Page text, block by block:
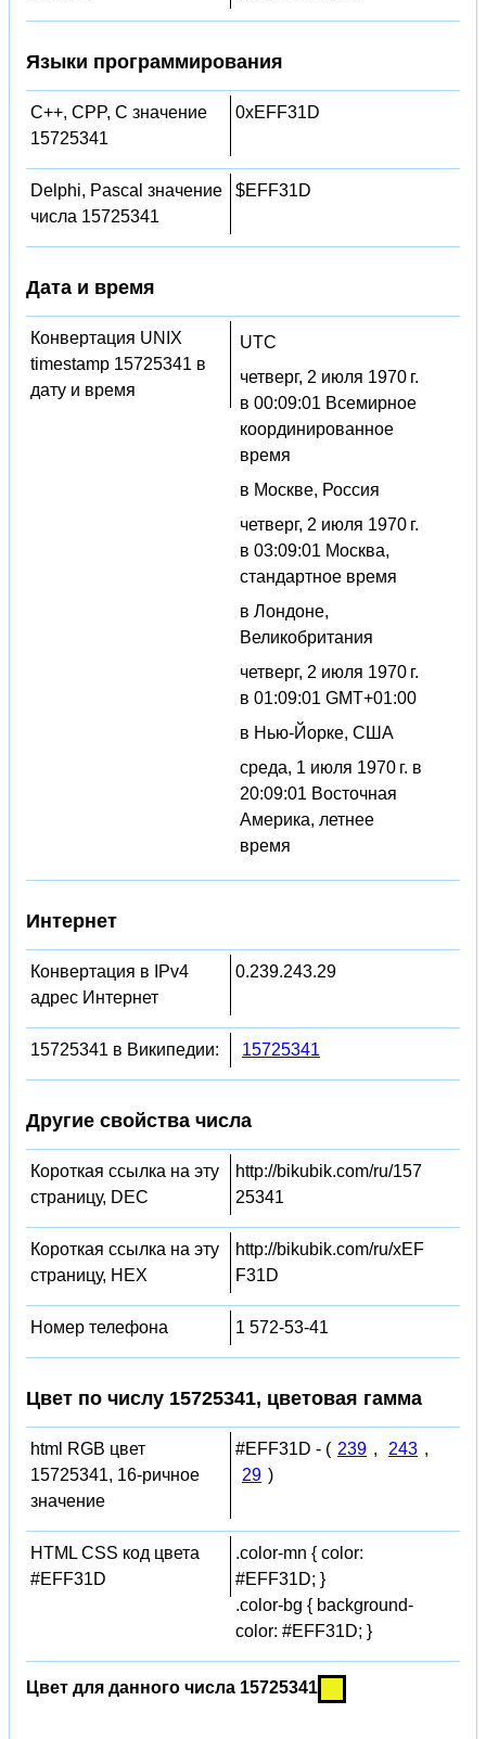
Языки программирования
C++, CPP, C значение
15725341
0xEFF31D
Delphi, Pascal значение
числа 15725341
$EFF31D
Дата и время
Конвертация UNIX
timestamp 15725341 в
дату и время
UTC
четверг, 2 июля 1970 г.
в 00:09:01 Всемирное
координированное
время
в Москве, Россия
четверг, 2 июля 1970 г.
в 03:09:01 Москва,
стандартное время
в Лондоне,
Великобритания
четверг, 2 июля 1970 г.
в 01:09:01 GMT+01:00
в Нью-Йорке, США
среда, 1 июля 1970 г. в
20:09:01 Восточная
Америка, летнее
время
Интернет
Конвертация в IPv4
адрес Интернет
0.239.243.29
15725341 в Википедии: 15725341
Другие свойства числа
Короткая ссылка на эту
страницу, DEC
http://bikubik.com/ru/157
25341
Короткая ссылка на эту
страницу, HEX
http://bikubik.com/ru/xEF
F31D
Номер телефона 1 572-53-41
Цвет по числу 15725341, цветовая гамма
html RGB цвет
15725341, 16-ричное
значение
#EFF31D - ( 239 , 243 ,
29 )
HTML CSS код цвета
#EFF31D
.color-mn { color:
#EFF31D; }
.color-bg { background-
color: #EFF31D; }
Цвет для данного числа 15725341